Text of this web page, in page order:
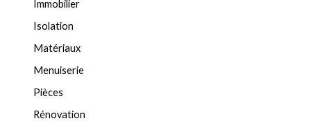
Immobilier
Isolation
Matériaux
Menuiserie
Pièces
Rénovation